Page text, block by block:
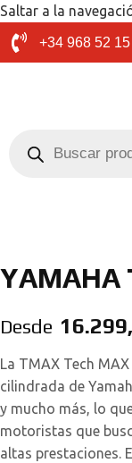
Saltar a la
+34 968 52
YAMAHA
Desde
La TMAX Tech
cilindrada de
y mucho más, lo
motoristas que
altas prestaciones.